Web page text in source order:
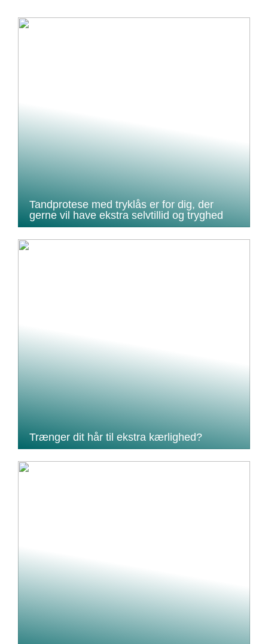
Tandprotese med tryklås er for dig, der
gerne vil have ekstra selvtillid og tryghed
Trænger dit hår til ekstra kærlighed?